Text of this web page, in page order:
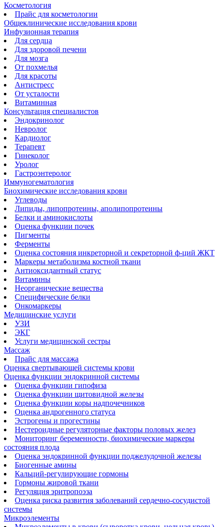
Косметология
Прайс для косметологии
Общеклинические исследования крови
Инфузионная терапия
Для сердца
Для здоровой печени
Для мозга
От похмелья
Для красоты
Антистресс
От усталости
Витаминная
Консультация специалистов
Эндокринолог
Невролог
Кардиолог
Терапевт
Гинеколог
Уролог
Гастроэнтеролог
Иммуногематология
Биохимические исследования крови
Углеводы
Липиды, липопротеины, аполипопротеины
Белки и аминокислоты
Оценка функции почек
Пигменты
Ферменты
Оценка состояния инкреторной и секреторной ф-ций ЖКТ
Маркеры метаболизма костной ткани
Антиоксидантный статус
Витамины
Неорганические вещества
Специфические белки
Онкомаркеры
Медицинские услуги
УЗИ
ЭКГ
Услуги медицинской сестры
Массаж
Прайс для массажа
Оценка свертывающей системы крови
Оценка функции эндокринной системы
Оценка функции гипофиза
Оценка функции щитовидной железы
Оценка функции коры надпочечников
Оценка андрогенного статуса
Эстрогены и прогестины
Нестероидные регуляторные факторы половых желез
Мониторинг беременности, биохимические маркеры
состояния плода
Оценка эндокринной функции поджелудочной железы
Биогенные амины
Кальций-регулирующие гормоны
Гормоны жировой ткани
Регуляция эритропоэза
Оценка риска развития заболеваний сердечно-сосудистой
системы
Микроэлементы